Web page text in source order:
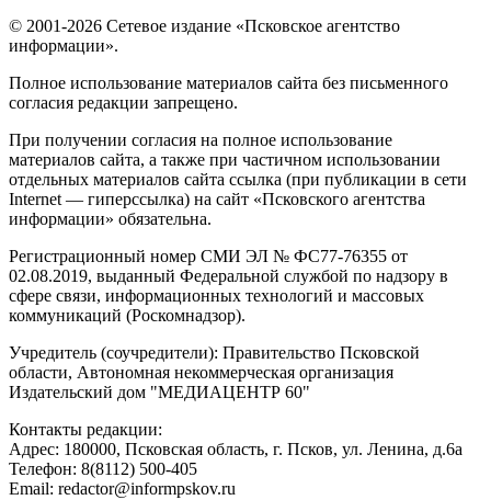
© 2001-2026 Сетевое издание «Псковское агентство
информации».
Полное использование материалов сайта без письменного
согласия редакции запрещено.
При получении согласия на полное использование
материалов сайта, а также при частичном использовании
отдельных материалов сайта ссылка (при публикации в сети
Internet — гиперссылка) на сайт «Псковского агентства
информации» обязательна.
Регистрационный номер СМИ ЭЛ № ФС77-76355 от
02.08.2019, выданный Федеральной службой по надзору в
сфере связи, информационных технологий и массовых
коммуникаций (Роскомнадзор).
Учредитель (соучредители): Правительство Псковской
области, Автономная некоммерческая организация
Издательский дом "МЕДИАЦЕНТР 60"
Контакты редакции:
Адреc: 180000, Псковская область, г. Псков, ул. Ленина, д.6а
Телефон: 8(8112) 500-405
Email: redactor@informpskov.ru